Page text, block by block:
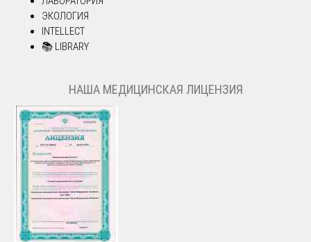
ЭКОЛОГИЯ
INTELLECT
📚 LIBRARY
НАША МЕДИЦИНСКАЯ ЛИЦЕНЗИЯ